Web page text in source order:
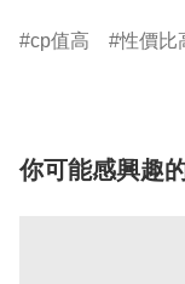
cp值高 性價比
你可能感興趣